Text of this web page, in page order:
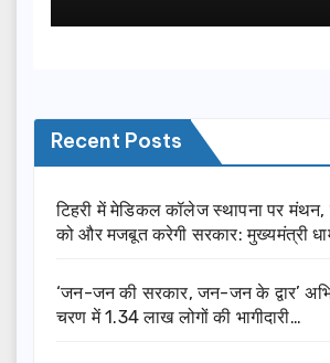
Recent Posts
टिहरी में मेडिकल कॉलेज स्थापना पर
को और मजबूत करेगी सरकार: मुख्यमंत्री
‘जन-जन की सरकार, जन-जन के द्वार’
चरण में 1.34 लाख लोगों की भागीदारी…